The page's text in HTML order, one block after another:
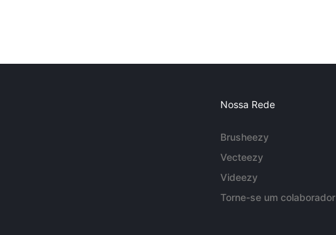
Nossa Rede
Brusheezy
Vecteezy
Videezy
Torne-se um colaborador